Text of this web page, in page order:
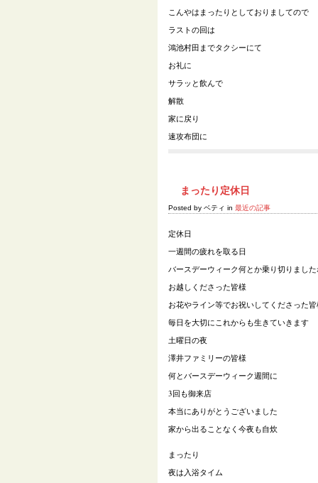
こんやはまったりとしておりましてので
ラストの回は
鴻池村田までタクシーにて
お礼に
サラッと飲んで
解散
家に戻り
速攻布団に
まったり定休日
Posted by ベティ in 最近の記事
定休日
一週間の疲れを取る日
バースデーウィーク何とか乗り切りまし
お越しくださった皆様
お花やライン等でお祝いしてくださった
毎日を大切にこれからも生きていきます
土曜日の夜
澤井ファミリーの皆様
何とバースデーウィーク週間に
3回も御来店
本当にありがとうございました
家から出ることなく今夜も自炊
まったり
夜は入浴タイム